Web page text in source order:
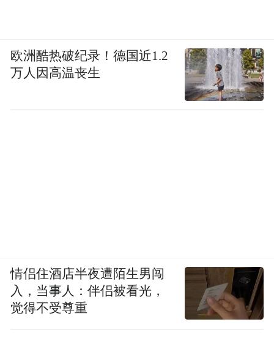
欧洲酷热破纪录！德国近1.2
万人因高温丧生
情侣住酒店半夜遭陌生男闯
入，当事人：伴侣被看光，
觉得不受尊重